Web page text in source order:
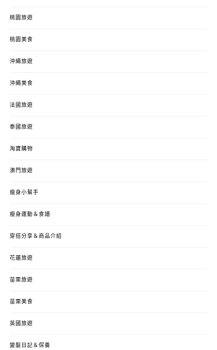
桃園旅遊
桃園美食
沖繩旅遊
沖繩美食
法國旅遊
泰國旅遊
淘寶購物
澳門旅遊
瘦身小幫手
瘦身運動＆食譜
穿搭分享＆商品介紹
花蓮旅遊
苗栗旅遊
苗栗美食
英國旅遊
變髮日記＆保養